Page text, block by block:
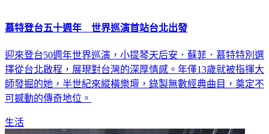
慕特登台五十週年 世界巡演首站台北出發
迎來登台50週年世界巡演，小提琴天后安．蘇菲．慕特特別選
擇從台北啟程，展現對台灣的深厚情感。年僅13歲就被指揮大
師發掘的她，半世紀來縱橫樂壇，錄製無數經典曲目，奠定不
可撼動的傳奇地位。
生活